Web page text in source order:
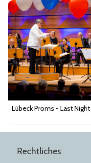
Lübeck Proms - Last Night
Rechtliches